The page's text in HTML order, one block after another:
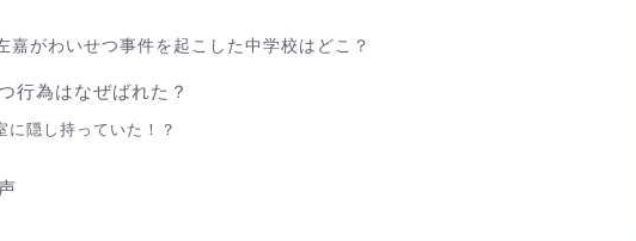
嘉がわいせつ事件を起こした中学校はどこ？
行為はなぜばれた？
に隠し持っていた！？